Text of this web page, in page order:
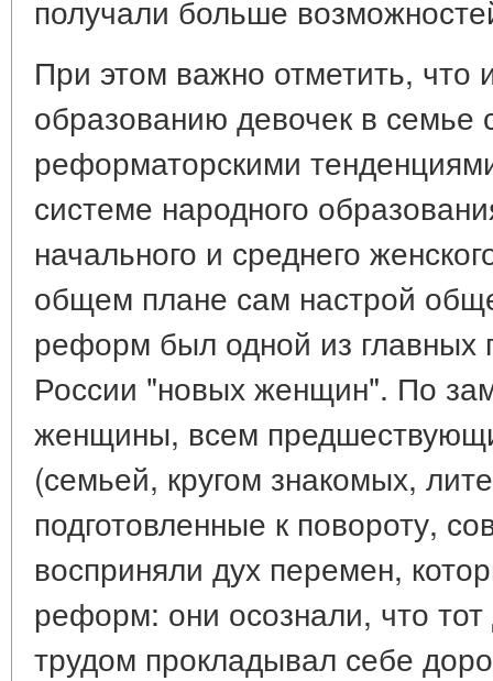
получали больше
При этом важно отметить, что
образованию девочек в семье
реформаторскими
системе народного
начального и среднего
общем плане сам настрой
реформ был одной из главных
России "новых женщин". По
женщины, всем
(семьей, кругом знакомых,
подготовленные к повороту,
восприняли дух перемен,
реформ: они осознали, что
трудом прокладывал себе